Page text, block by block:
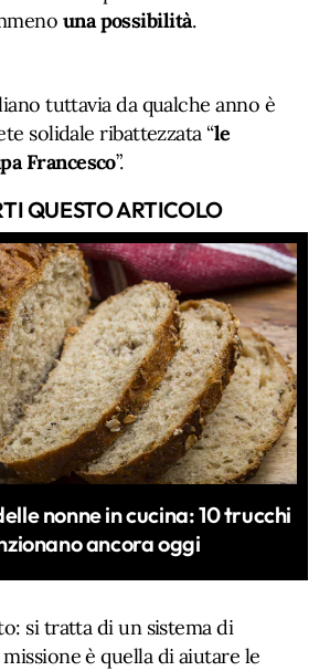
una possibilità.
tuttavia da qualche anno è
solidale ribattezzata “le
Francesco”.
QUESTO ARTICOLO
nonne in cucina: 10 trucchi
ancora oggi
si tratta di un sistema di
è quella di aiutare le